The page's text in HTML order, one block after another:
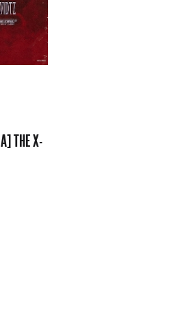
THE X-